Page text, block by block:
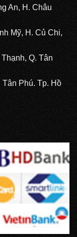
An, H. Châu
Mỹ, H. Củ Chi,
Q. Tân
Tân Phú. Tp. Hồ